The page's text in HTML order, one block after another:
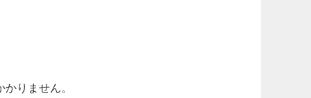
りません。